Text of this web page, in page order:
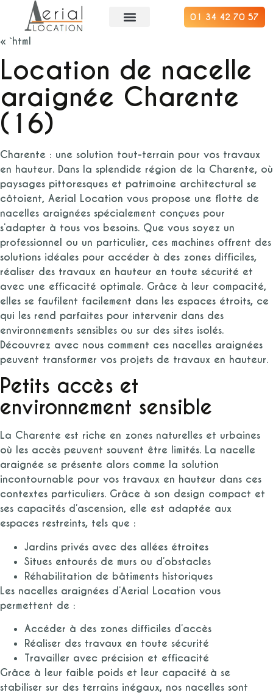
01 34 42 70 57
« `html
Location de nacelle
araignée Charente
(16)
Charente : une solution tout-terrain pour vos travaux
en hauteur. Dans la splendide région de la Charente, où
paysages pittoresques et patrimoine architectural se
côtoient, Aerial Location vous propose une flotte de
nacelles araignées spécialement conçues pour
s’adapter à tous vos besoins. Que vous soyez un
professionnel ou un particulier, ces machines offrent des
solutions idéales pour accéder à des zones difficiles,
réaliser des travaux en hauteur en toute sécurité et
avec une efficacité optimale. Grâce à leur compacité,
elles se faufilent facilement dans les espaces étroits, ce
qui les rend parfaites pour intervenir dans des
environnements sensibles ou sur des sites isolés.
Découvrez avec nous comment ces nacelles araignées
peuvent transformer vos projets de travaux en hauteur.
Petits accès et
environnement sensible
La Charente est riche en zones naturelles et urbaines
où les accès peuvent souvent être limités. La nacelle
araignée se présente alors comme la solution
incontournable pour vos travaux en hauteur dans ces
contextes particuliers. Grâce à son design compact et
ses capacités d’ascension, elle est adaptée aux
espaces restreints, tels que :
Jardins privés avec des allées étroites
Situes entourés de murs ou d’obstacles
Réhabilitation de bâtiments historiques
Les nacelles araignées d’Aerial Location vous
permettent de :
Accéder à des zones difficiles d’accès
Réaliser des travaux en toute sécurité
Travailler avec précision et efficacité
Grâce à leur faible poids et leur capacité à se
stabiliser sur des terrains inégaux, nos nacelles sont